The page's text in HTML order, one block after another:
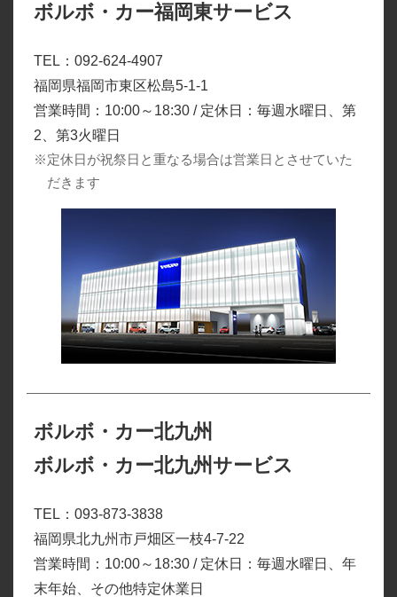
ボルボ・カー福岡東サービス
TEL：092-624-4907
福岡県福岡市東区松島5-1-1
営業時間：10:00～18:30 / 定休日：毎週水曜日、第
2、第3火曜日
※定休日が祝祭日と重なる場合は営業日とさせていた
だきます
ボルボ・カー北九州
ボルボ・カー北九州サービス
TEL：093-873-3838
福岡県北九州市戸畑区一枝4-7-22
営業時間：10:00～18:30 / 定休日：毎週水曜日、年
末年始、その他特定休業日